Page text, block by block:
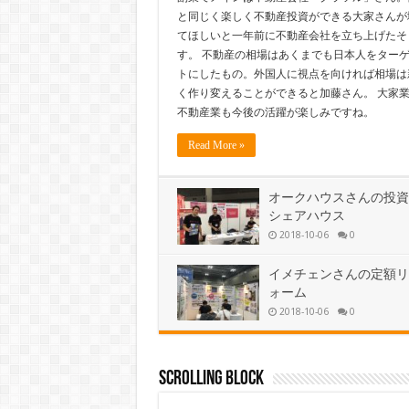
と同じく楽しく不動産投資ができる大家さんが
てほしいと一年前に不動産会社を立ち上げたそ
す。 不動産の相場はあくまでも日本人をター
トにしたもの。外国人に視点を向ければ相場は
く作り変えることができると加藤さん。 大家
不動産業も今後の活躍が楽しみですね。
Read More »
オークハウスさんの投
シェアハウス
2018-10-06 0
イメチェンさんの定額
ォーム
2018-10-06 0
Scrolling Block